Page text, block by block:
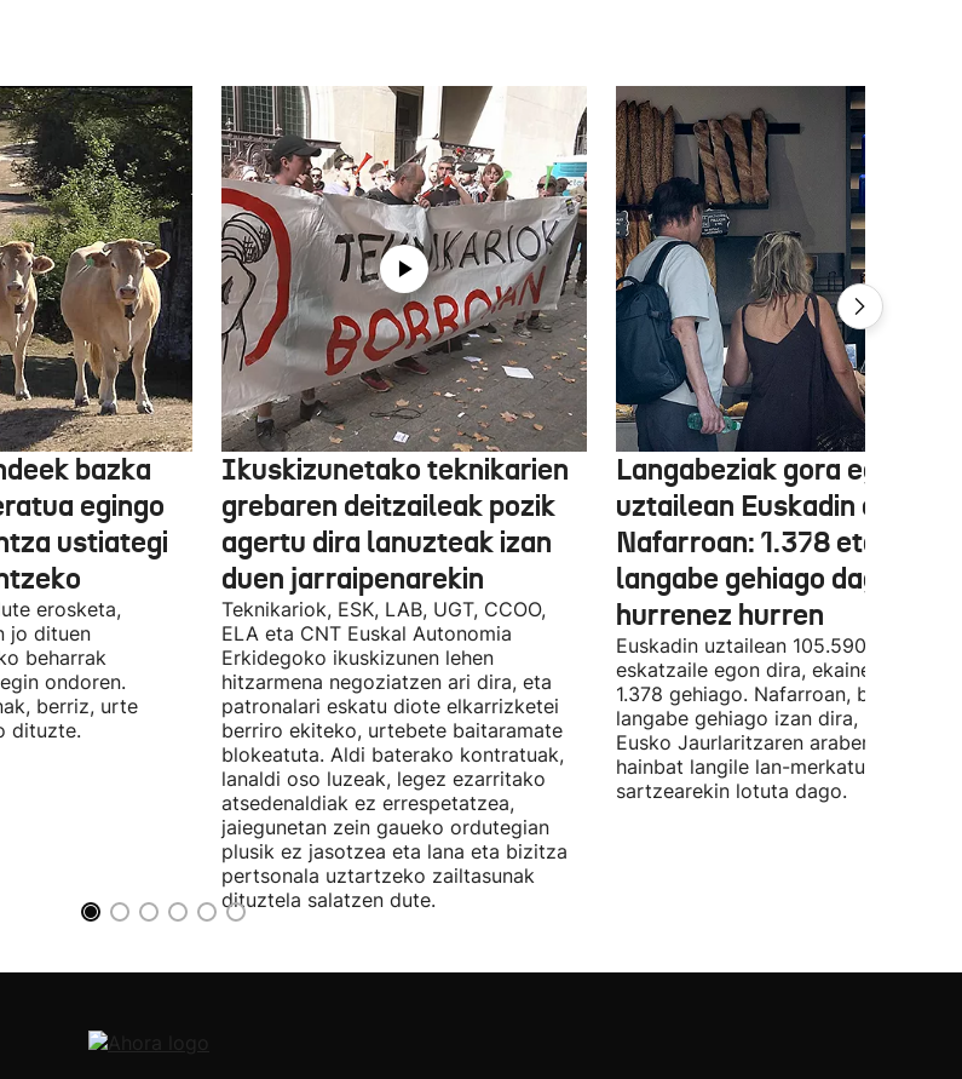
bazka
egingo
ustiategi
erosketa,
jo dituen
beharrak
ondoren.
berriz, urte
dituzte.
Ikuskizunetako teknikarien
grebaren deitzaileak pozik
agertu dira lanuzteak izan
duen jarraipenarekin
Teknikariok, ESK, LAB, UGT, CCOO,
ELA eta CNT Euskal Autonomia
Erkidegoko ikuskizunen lehen
hitzarmena negoziatzen ari dira, eta
patronalari eskatu diote elkarrizketei
berriro ekiteko, urtebete baitaramate
blokeatuta. Aldi baterako kontratuak,
lanaldi oso luzeak, legez ezarritako
atsedenaldiak ez errespetatzea,
jaiegunetan zein gaueko ordutegian
plusik ez jasotzea eta lana eta bizitza
pertsonala uztartzeko zailtasunak
dituztela salatzen dute.
Langabeziak gora egin du
uztailean Euskadin eta
Nafarroan: 1.378 eta 534
langabe gehiago dago,
hurrenez hurren
Euskadin uztailean 105.590 enplegu-
eskatzaile egon dira, ekainean baino
1.378 gehiago. Nafarroan, berriz, 534
langabe gehiago izan dira, 28.843.
Eusko Jaurlaritzaren arabera, datu
hainbat langile lan-merkatuan
sartzearekin lotuta dago.